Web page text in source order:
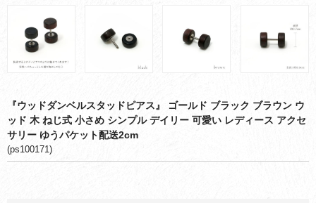
『ウッドダンベルスタッドピアス』 ゴールド ブラック ブラウン ウ
ッド 木 ねじ式 小さめ シンプル デイリー 可愛い レディース アクセ
サリー ゆうパケット配送2cm
(ps100171)